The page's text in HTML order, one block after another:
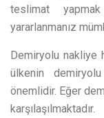
teslimat
yararlanmanız
Demiryolu
ülkenin
önemlidir. Eğer
karşılaşılmaktadır.